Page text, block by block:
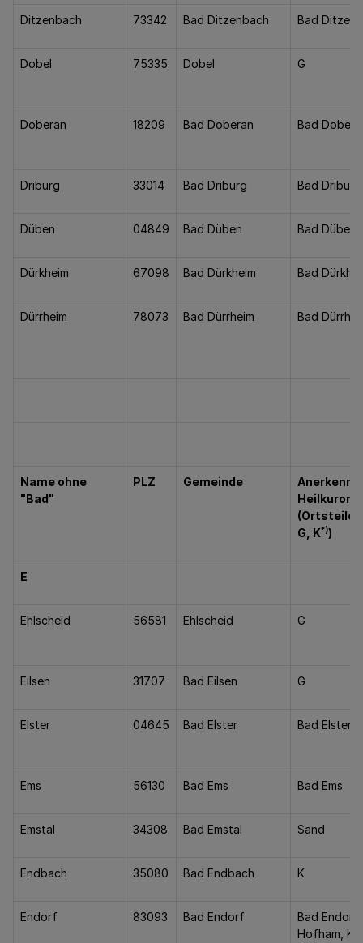
Ditzenbach 73342 Bad Ditzenbach Bad
Dobel 75335 Dobel G
Doberan 18209 Bad Doberan Bad
Driburg 33014 Bad Driburg Bad
Düben 04849 Bad Düben Bad Düben
Dürkheim 67098 Bad Dürkheim Bad
Dürrheim 78073 Bad Dürrheim Bad
Name ohne
"Bad"
PLZ Gemeinde
Heilkurort
(Ortsteile,
G, K*))
E
Ehlscheid 56581 Ehlscheid G
Eilsen 31707 Bad Eilsen G
Elster 04645 Bad Elster Bad Elster,
Ems 56130 Bad Ems Bad Ems
Emstal 34308 Bad Emstal Sand
Endbach 35080 Bad Endbach K
Endorf 83093 Bad Endorf
Bad
Hofham,